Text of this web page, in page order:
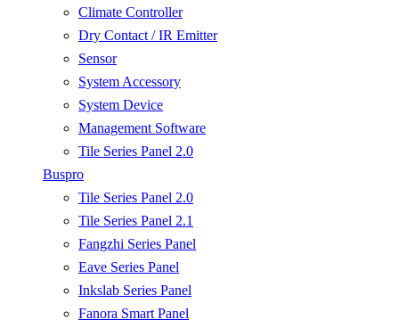
Climate Controller
Dry Contact / IR Emitter
Sensor
System Accessory
System Device
Management Software
Tile Series Panel 2.0
Buspro
Tile Series Panel 2.0
Tile Series Panel 2.1
Fangzhi Series Panel
Eave Series Panel
Inkslab Series Panel
Fanora Smart Panel